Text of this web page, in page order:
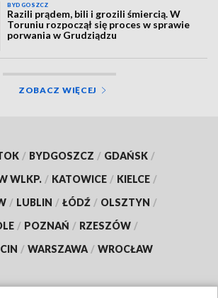
BYDGOSZCZ
Razili prądem, bili i grozili śmiercią. W
Toruniu rozpoczął się proces w sprawie
porwania w Grudziądzu
ZOBACZ WIĘCEJ
/ BYDGOSZCZ / GDAŃSK /
WLKP. / KATOWICE / KIELCE /
/ LUBLIN / ŁÓDŹ / OLSZTYN /
/ POZNAŃ / RZESZÓW /
/ WARSZAWA / WROCŁAW